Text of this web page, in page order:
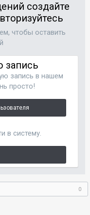
создайте
чтобы оставить
запись
запись в нашем
просто!
в систему.
0